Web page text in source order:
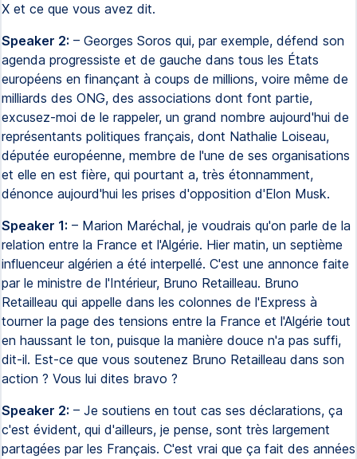
X et ce que vous avez dit.
Speaker 2: – Georges Soros qui, par exemple, défend son
agenda progressiste et de gauche dans tous les États
européens en finançant à coups de millions, voire même de
milliards des ONG, des associations dont font partie,
excusez-moi de le rappeler, un grand nombre aujourd'hui de
représentants politiques français, dont Nathalie Loiseau,
députée européenne, membre de l'une de ses organisations
et elle en est fière, qui pourtant a, très étonnamment,
dénonce aujourd'hui les prises d'opposition d'Elon Musk.
Speaker 1: – Marion Maréchal, je voudrais qu'on parle de la
relation entre la France et l'Algérie. Hier matin, un septième
influenceur algérien a été interpellé. C'est une annonce faite
par le ministre de l'Intérieur, Bruno Retailleau. Bruno
Retailleau qui appelle dans les colonnes de l'Express à
tourner la page des tensions entre la France et l'Algérie tout
en haussant le ton, puisque la manière douce n'a pas suffi,
dit-il. Est-ce que vous soutenez Bruno Retailleau dans son
action ? Vous lui dites bravo ?
Speaker 2: – Je soutiens en tout cas ses déclarations, ça
c'est évident, qui d'ailleurs, je pense, sont très largement
partagées par les Français. C'est vrai que ça fait des années